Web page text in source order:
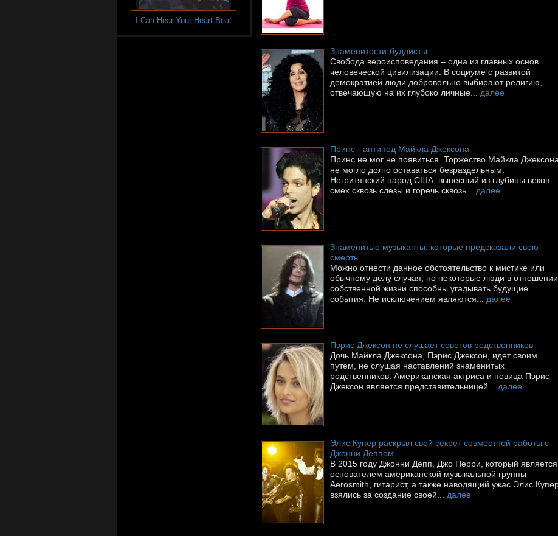
I Can Hear Your Heart Beat
Знаменитости-буддисты
Свобода вероисповедания – одна из главных основ
человеческой цивилизации. В социуме с развитой
демократией люди добровольно выбирают религию,
отвечающую на их глубоко личные...
далее
Принс - антипод Майкла Джексона
Принс не мог не появиться. Торжество Майкла Джексона
не могло долго оставаться безраздельным.
Негритянский народ США, вынесший из глубины веков
смех сквозь слезы и горечь сквозь...
далее
Знаменитые музыканты, которые предсказали свою
смерть
Можно отнести данное обстоятельство к мистике или
обычному делу случая, но некоторые люди в отношении
собственной жизни способны угадывать будущие
события. Не исключением являются...
далее
Пэрис Джексон не слушает советов родственников
Дочь Майкла Джексона, Пэрис Джексон, идет своим
путем, не слушая наставлений знаменитых
родственников. Американская актриса и певица Пэрис
Джексон является представительницей...
далее
Элис Купер раскрыл свой секрет совместной работы с
Джонни Деппом
В 2015 году Джонни Депп, Джо Перри, который является
основателем американской музыкальной группы
Aerosmith, гитарист, а также наводящий ужас Элис
взялись за создание своей...
далее